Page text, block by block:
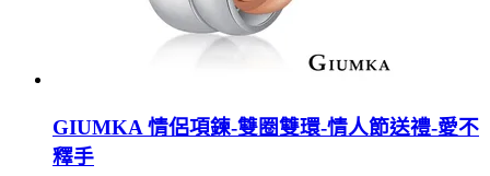
GIUMKA 情侶項鍊-雙圈雙環-情人節送禮-愛不
釋手